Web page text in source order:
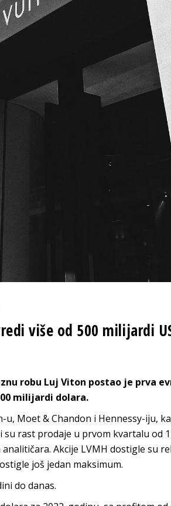
više od 500 milijardi
robu Luj Viton postao je prva
milijardi dolara.
Moet & Chandon i Hennessy-iju,
rast prodaje u prvom kvartalu od
Akcije LVMH dostigle su
još jedan maksimum.
do danas.